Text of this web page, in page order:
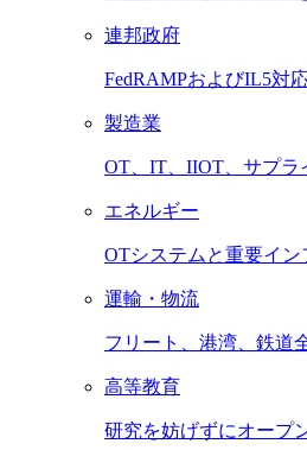
連邦政府
FedRAMPおよびIL5対
製造業
OT、IT、IIOT、サプラ
エネルギー
OTシステムと重要イン
運輸・物流
フリート、港湾、鉄道
高等教育
研究を妨げずにオープ